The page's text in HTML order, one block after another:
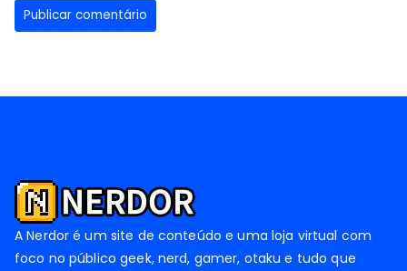
A Nerdor é um site de conteúdo e uma loja virtual com
foco no público geek, nerd, gamer, otaku e tudo que